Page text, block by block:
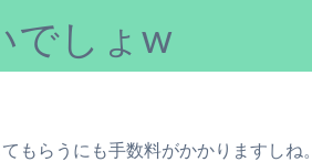
でしょw
もらうにも手数料がかかりますしね。